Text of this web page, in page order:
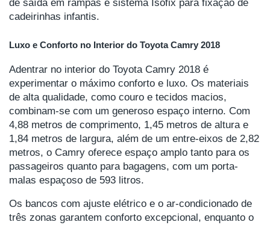
de saída em rampas e sistema Isofix para fixação de
cadeirinhas infantis.
Luxo e Conforto no Interior do Toyota Camry 2018
Adentrar no interior do Toyota Camry 2018 é
experimentar o máximo conforto e luxo. Os materiais
de alta qualidade, como couro e tecidos macios,
combinam-se com um generoso espaço interno. Com
4,88 metros de comprimento, 1,45 metros de altura e
1,84 metros de largura, além de um entre-eixos de 2,82
metros, o Camry oferece espaço amplo tanto para os
passageiros quanto para bagagens, com um porta-
malas espaçoso de 593 litros.
Os bancos com ajuste elétrico e o ar-condicionado de
três zonas garantem conforto excepcional, enquanto o